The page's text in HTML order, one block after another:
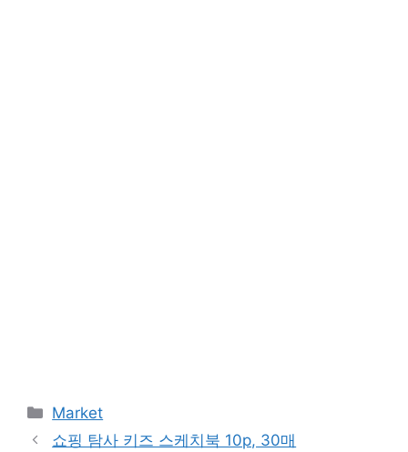
Categories
Market
쇼핑 탐사 키즈 스케치북 10p, 30매